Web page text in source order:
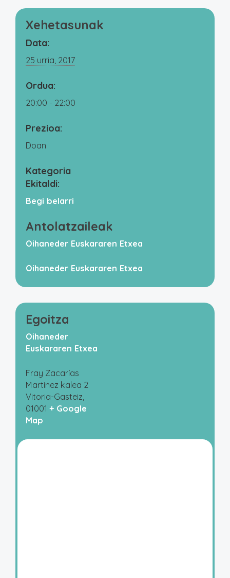
Xehetasunak
Data:
25 urria, 2017
Ordua:
20:00 - 22:00
Prezioa:
Doan
Kategoria
Ekitaldi:
Begi belarri
Antolatzaileak
Oihaneder Euskararen Etxea
Oihaneder Euskararen Etxea
Egoitza
Oihaneder
Euskararen Etxea
Fray Zacarías
Martínez kalea 2
Vitoria-Gasteiz,
01001 + Google
Map